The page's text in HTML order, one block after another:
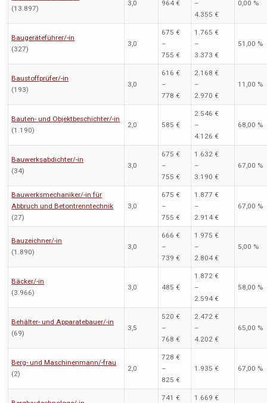
(13.897)
3,0 964 €
–
4.355 €
0,00 %
Baugeräteführer/-in
(327)
3,0
675 €
–
755 €
1.765 €
–
3.373 €
51,00 %
Baustoffprüfer/-in
(193)
3,0
616 €
–
778 €
2.168 €
–
2.970 €
11,00 %
Bauten- und Objektbeschichter/-in
(1.190)
2,0 585 €
2.546 €
–
4.126 €
68,00 %
Bauwerksabdichter/-in
(34)
3,0
675 €
–
755 €
1.632 €
–
3.190 €
67,00 %
Bauwerksmechaniker/-in für
Abbruch und Betontrenntechnik
(27)
3,0
675 €
–
755 €
1.877 €
–
2.914 €
67,00 %
Bauzeichner/-in
(1.890)
3,0
666 €
–
739 €
1.975 €
–
2.804 €
5,00 %
Bäcker/-in
(3.966)
3,0 485 €
1.872 €
–
2.594 €
58,00 %
Behälter- und Apparatebauer/-in
(69)
3,5
520 €
–
768 €
2.472 €
–
4.202 €
65,00 %
Berg- und Maschinenmann/-frau
(2)
2,0
728 €
–
825 €
1.935 € 67,00 %
741 €
1.669 €